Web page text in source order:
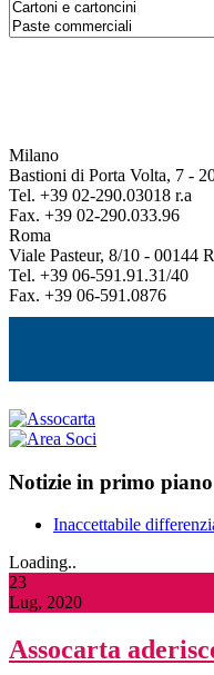
Milano
Bastioni di Porta Volta, 7 -
Tel. +39 02-290.03018 r.a
Fax. +39 02-290.033.96
Roma
Viale Pasteur, 8/10 - 00144
Tel. +39 06-591.91.31/40
Fax. +39 06-591.0876
Notizie in primo piano
Inaccettabile
Loading..
23
Lug, 2020
Assocarta